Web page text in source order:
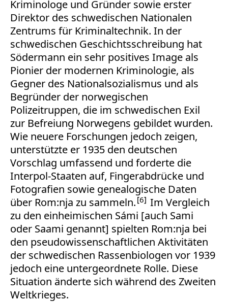
Kriminologe und Gründer sowie erster
Direktor des schwedischen Nationalen
Zentrums für Kriminaltechnik. In der
schwedischen Geschichtsschreibung hat
Södermann ein sehr positives Image als
Pionier der modernen Kriminologie, als
Gegner des Nationalsozialismus und als
Begründer der norwegischen
Polizeitruppen, die im schwedischen Exil
zur Befreiung Norwegens gebildet wurden.
Wie neuere Forschungen jedoch zeigen,
unterstützte er 1935 den deutschen
Vorschlag umfassend und forderte die
Interpol-Staaten auf, Fingerabdrücke und
Fotografien sowie genealogische Daten
über Rom:nja zu sammeln. 6
Im Vergleich
zu den einheimischen Sámi [auch Sami
oder Saami genannt] spielten Rom:nja bei
den pseudowissenschaftlichen Aktivitäten
der schwedischen Rassenbiologen vor 1939
jedoch eine untergeordnete Rolle. Diese
Situation änderte sich während des Zweiten
Weltkrieges.